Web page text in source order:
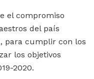
el compromiso
del país
para cumplir con los
los objetivos
2020.